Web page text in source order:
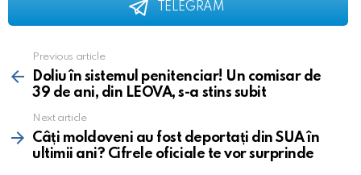
TELEGRAM
more
Previous article
Doliu în sistemul penitenciar! Un comisar de
39 de ani, din LEOVA, s-a stins subit
Next article
Câți moldoveni au fost deportați din SUA în
ultimii ani? Cifrele oficiale te vor surprinde